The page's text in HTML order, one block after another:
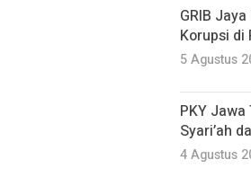
GRIB
Korupsi di
5 Agustus
PKY
Syari’ah
4 Agustus